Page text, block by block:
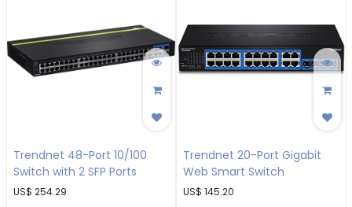
Trendnet 48-Port 10/100
Switch with 2 SFP Ports
US$ 254.29
Trendnet 20-Port Gigabit
Web Smart Switch
US$ 145.20